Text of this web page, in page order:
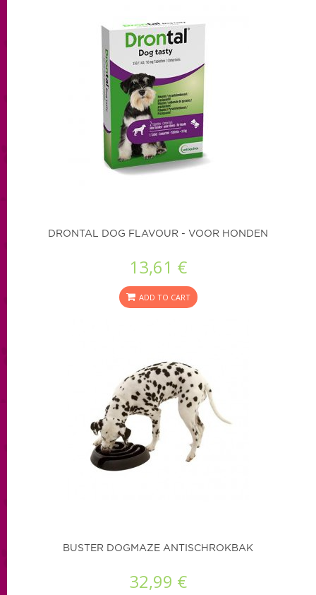
DRONTAL DOG FLAVOUR - VOOR HONDEN
13,61 €
ADD TO CART
BUSTER DOGMAZE ANTISCHROKBAK
32,99 €